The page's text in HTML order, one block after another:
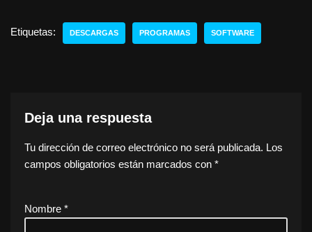
Etiquetas: DESCARGAS PROGRAMAS SOFTWARE
Deja una respuesta
Tu dirección de correo electrónico no será publicada. Los
campos obligatorios están marcados con *
Nombre *